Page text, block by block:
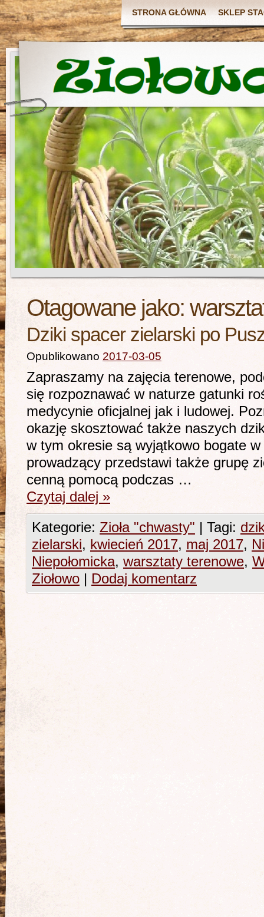
STRONA GŁÓWNA SKLEP
Otagowane jako:
Dziki spacer zielarski po
Opublikowano 2017-03-05
Zapraszamy na zajęcia terenowe,
się rozpoznawać w naturze gatunki
medycynie oficjalnej jak i ludowej.
okazję skosztować także naszych
w tym okresie są wyjątkowo bogate
prowadzący przedstawi także grupę
cenną pomocą podczas …
Czytaj dalej »
Kategorie: Zioła "chwasty" | Tagi:
zielarski, kwiecień 2017, maj 2017,
Niepołomicka, warsztaty terenowe,
Ziołowo | Dodaj komentarz